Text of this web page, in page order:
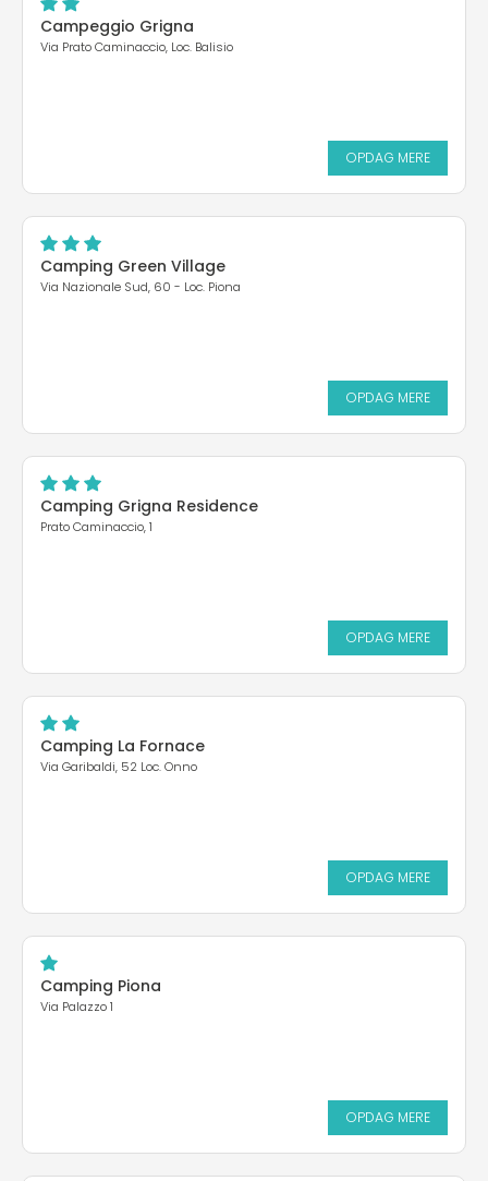
Campeggio Grigna
Via Prato Caminaccio, Loc. Balisio
OPDAG MERE
Camping Green Village
Via Nazionale Sud, 60 - Loc. Piona
OPDAG MERE
Camping Grigna Residence
Prato Caminaccio, 1
OPDAG MERE
Camping La Fornace
Via Garibaldi, 52 Loc. Onno
OPDAG MERE
Camping Piona
Via Palazzo 1
OPDAG MERE